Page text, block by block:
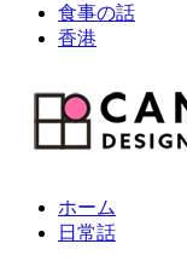
食事の話
香港
ホーム
日常話